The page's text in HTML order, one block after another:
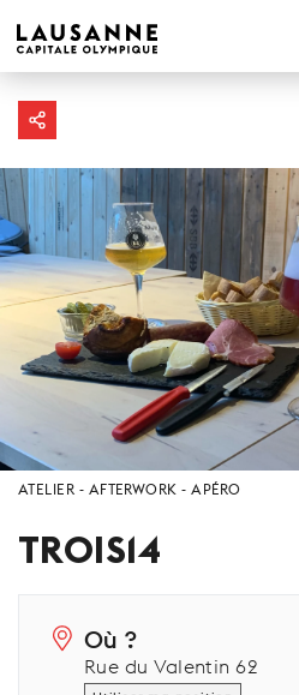
ATELIER AFTERWORK APÉRO
TROIS14
Où ?
Rue du Valentin 62